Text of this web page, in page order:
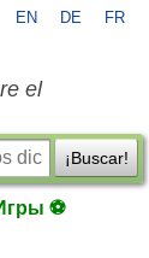
EN DE FR
el
¡Buscar!
⚽